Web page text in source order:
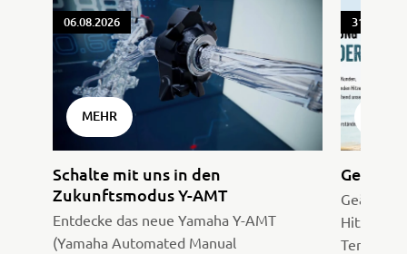
06.08.2026
MEHR
Schalte mit uns in den
Zukunftsmodus Y-AMT
Entdecke das neue Yamaha Y-AMT
(Yamaha Automated Manual
31.07.2026